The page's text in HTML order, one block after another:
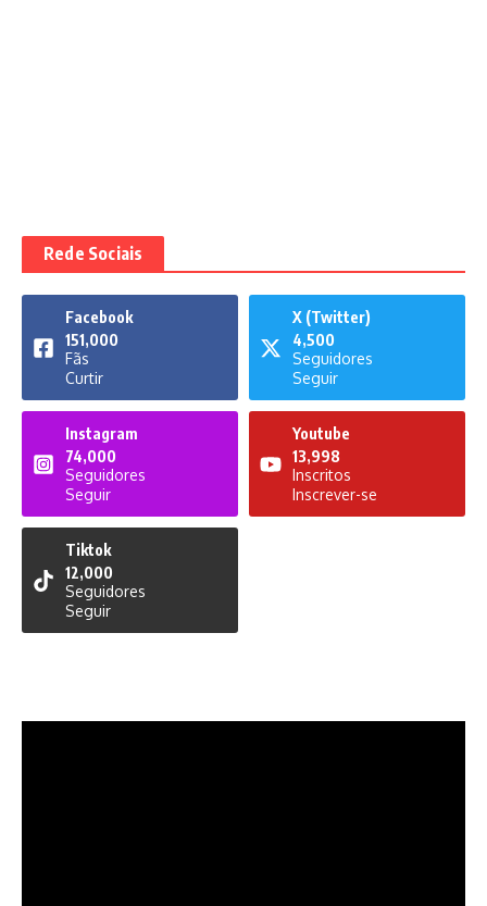
Rede Sociais
Facebook
151,000
Fãs
Curtir
X (Twitter)
4,500
Seguidores
Seguir
Instagram
74,000
Seguidores
Seguir
Youtube
13,998
Inscritos
Inscrever-se
Tiktok
12,000
Seguidores
Seguir